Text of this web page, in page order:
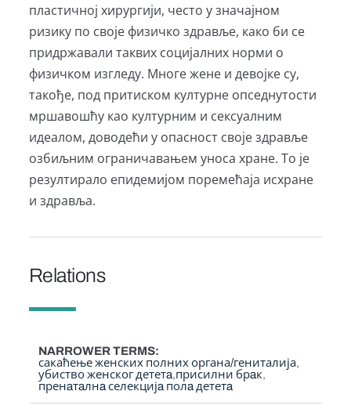
пластичној хирургији, често у значајном
ризику по своје физичко здравље, како би се
придржавали таквих социјалних норми о
физичком изгледу. Многе жене и девојке су,
такође, под притиском културне опседнутости
мршавошћу као културним и сексуалним
идеалом, доводећи у опасност своје здравље
озбиљним ограничавањем уноса хране. То је
резултирало епидемијом поремећаја исхране
и здравља.
Relations
NARROWER TERMS
сакаћење женских полних органа/гениталија
убиство женског дететa присилни брaк
пренaтaлнa селекцијa полa дететa